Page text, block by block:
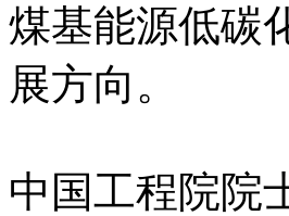
煤基能源低碳
展方向。
中国工程院院